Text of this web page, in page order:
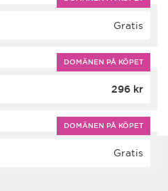
Gratis
DOMÄNEN PÅ KÖPET
296 kr
DOMÄNEN PÅ KÖPET
Gratis